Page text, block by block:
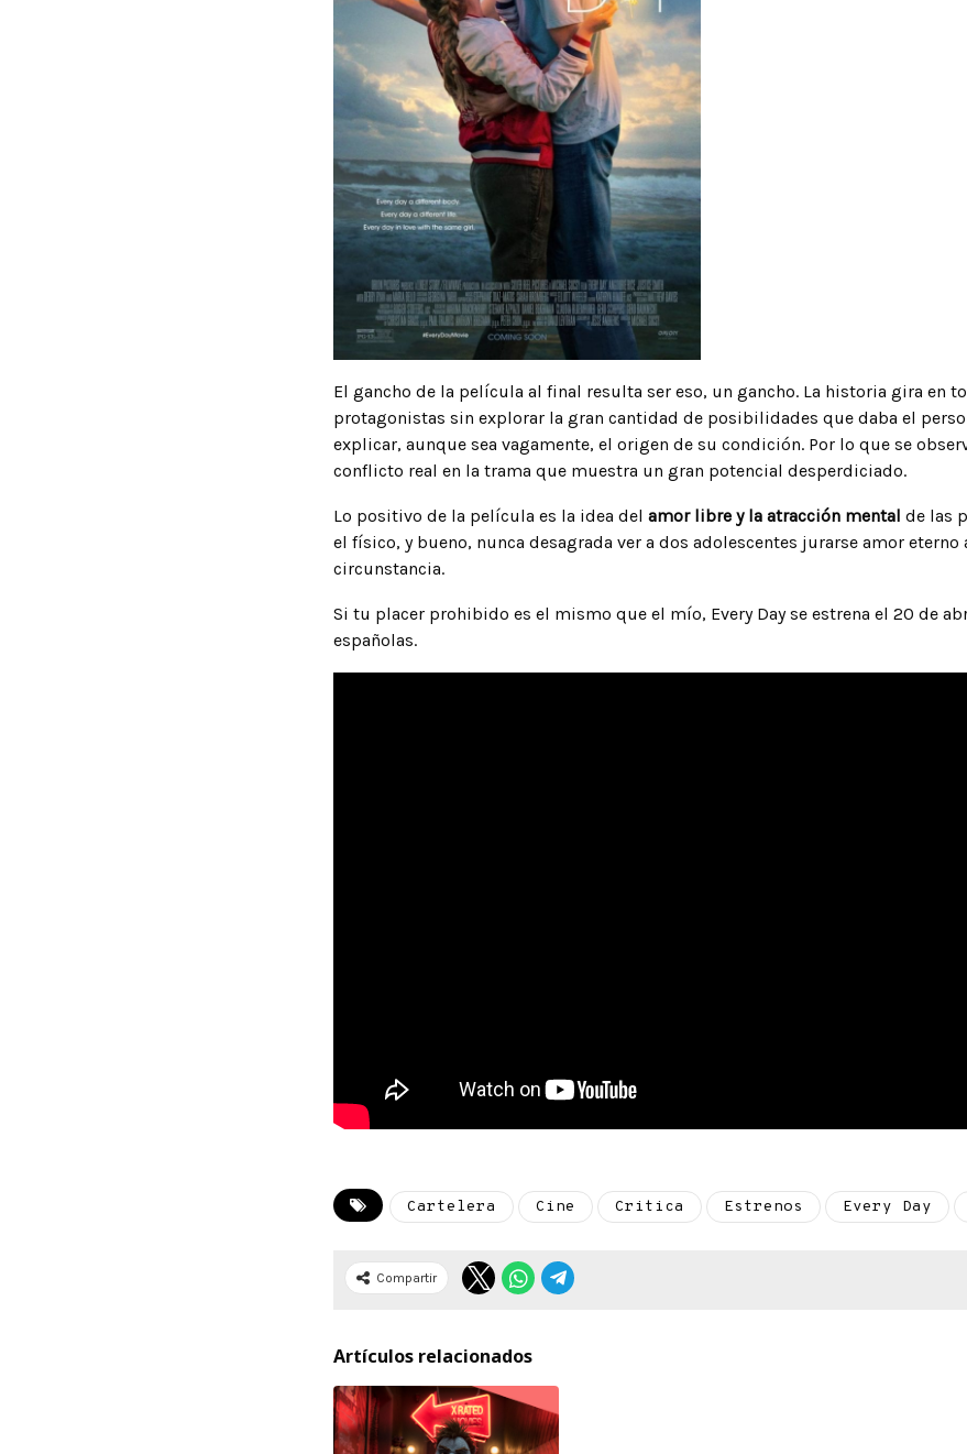
El gancho de la película al final resulta ser eso, un gancho. La historia gira en
protagonistas sin explorar la gran cantidad de posibilidades que daba el
explicar, aunque sea vagamente, el origen de su condición. Por lo que se
conflicto real en la trama que muestra un gran potencial desperdiciado.
Lo positivo de la película es la idea del amor libre y la atracción mental de las
el físico, y bueno, nunca desagrada ver a dos adolescentes jurarse amor
circunstancia.
Si tu placer prohibido es el mismo que el mío, Every Day se estrena el 20 de
españolas.
Cartelera Cine Critica Estrenos Every Day
Compartir
Artículos relacionados